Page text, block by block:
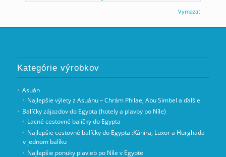
Vymazať
Kategórie výrobkov
Asuán
Najlepšie výlety z Asuánu – Chrám Philae, Abu Simbel a ďalšie
Balíčky zájazdov do Egypta (hotely a plavby po Níle)
Lacné cestovné balíčky do Egypta
Najlepšie cestovné balíčky do Egypta :Káhira, Luxor a Hurghada
v jednom balíku
Najlepšie ponuky plavieb po Níle v Egypte